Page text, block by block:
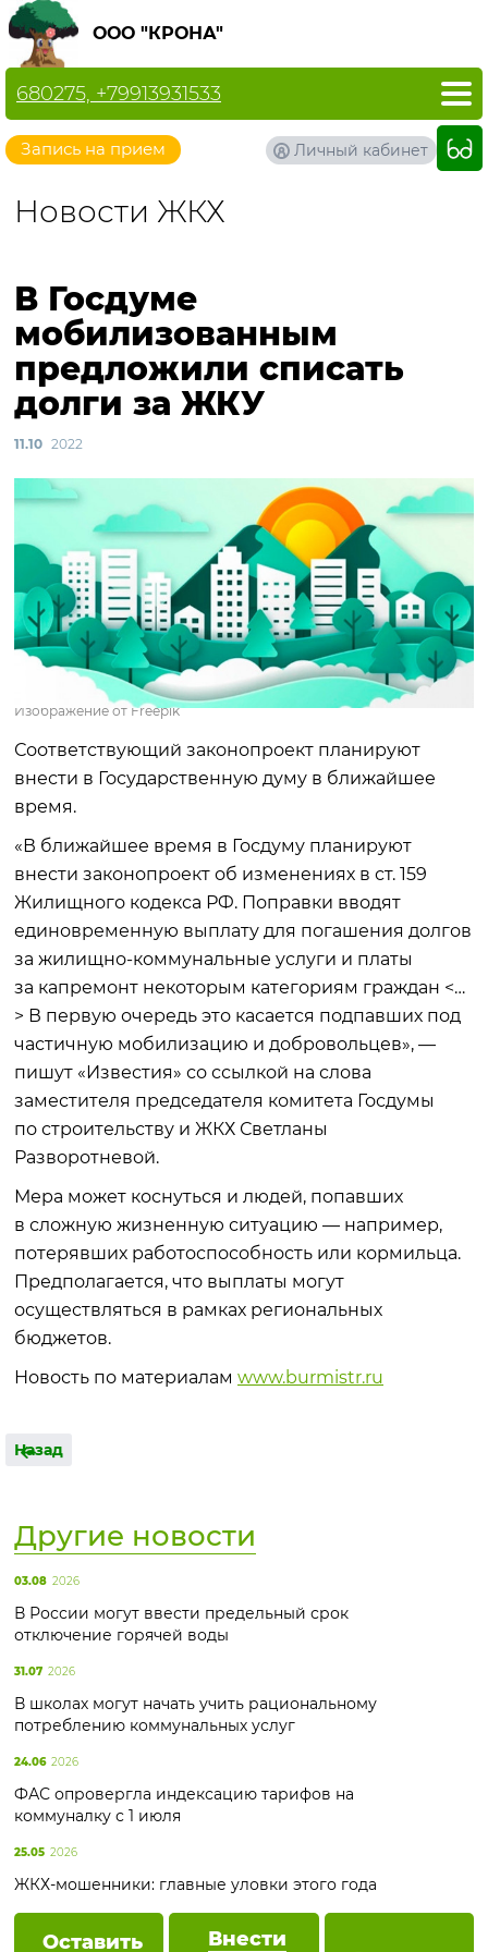
ООО "КРОНА"
Запись на прием
680275, +79913931533
Личный кабинет
Новости ЖКХ
В Госдуме
мобилизованным
предложили списать
долги за ЖКУ
11.10 2022
Изображение от Freepik
Соответствующий законопроект планируют
внести в Государственную думу в ближайшее
время.
«В ближайшее время в Госдуму планируют
внести законопроект об изменениях в ст. 159
Жилищного кодекса РФ. Поправки вводят
единовременную выплату для погашения долгов
за жилищно-коммунальные услуги и платы
за капремонт некоторым категориям граждан <…
> В первую очередь это касается подпавших под
частичную мобилизацию и добровольцев», —
пишут «Известия» со ссылкой на слова
заместителя председателя комитета Госдумы
по строительству и ЖКХ Светланы
Разворотневой.
Мера может коснуться и людей, попавших
в сложную жизненную ситуацию — например,
потерявших работоспособность или кормильца.
Предполагается, что выплаты могут
осуществляться в рамках региональных
бюджетов.
Новость по материалам www.burmistr.ru
Назад
Оставить
Внести
Другие новости
03.08 2026
В России могут ввести предельный срок
отключение горячей воды
31.07 2026
В школах могут начать учить рациональному
потреблению коммунальных услуг
24.06 2026
ФАС опровергла индексацию тарифов на
коммуналку с 1 июля
25.05 2026
ЖКХ-мошенники: главные уловки этого года